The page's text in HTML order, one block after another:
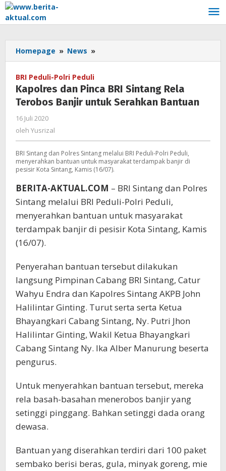
Lewati
ke
konten
Homepage » News »
dan
Sintang
Rela
Bantuan
BRI Peduli-Polri Peduli
Kapolres dan Pinca BRI Sintang Rela
Terobos Banjir untuk Serahkan Bantuan
16 Juli 2020
Yusrizal
oleh Yusrizal
BRI Sintang dan Polres Sintang melalui BRI Peduli-Polri Peduli,
menyerahkan bantuan untuk masyarakat terdampak banjir di
pesisir Kota Sintang, Kamis (16/07).
BERITA-AKTUAL.COM – BRI Sintang dan Polres
Sintang melalui BRI Peduli-Polri Peduli,
menyerahkan bantuan untuk masyarakat
terdampak banjir di pesisir Kota Sintang, Kamis
(16/07).
Penyerahan bantuan tersebut dilakukan
langsung Pimpinan Cabang BRI Sintang, Catur
Wahyu Endra dan Kapolres Sintang AKPB John
Halilintar Ginting. Turut serta serta Ketua
Bhayangkari Cabang Sintang, Ny. Putri Jhon
Halilintar Ginting, Wakil Ketua Bhayangkari
Cabang Sintang Ny. Ika Alber Manurung beserta
pengurus.
Untuk menyerahkan bantuan tersebut, mereka
rela basah-basahan menerobos banjir yang
setinggi pinggang. Bahkan setinggi dada orang
dewasa.
Bantuan yang diserahkan terdiri dari 100 paket
sembako berisi beras, gula, minyak goreng, mie